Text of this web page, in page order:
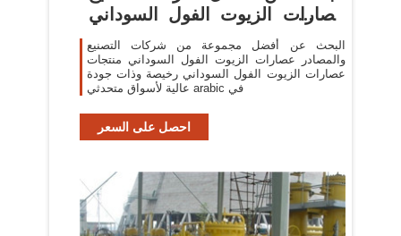
عصارات الزيوت الفول السوداني
البحث عن أفضل مجموعة من شركات التصنيع
والمصادر عصارات الزيوت الفول السوداني منتجات
عصارات الزيوت الفول السوداني رخيصة وذات جودة
عالية لأسواق متحدثي arabic في
احصل على السعر